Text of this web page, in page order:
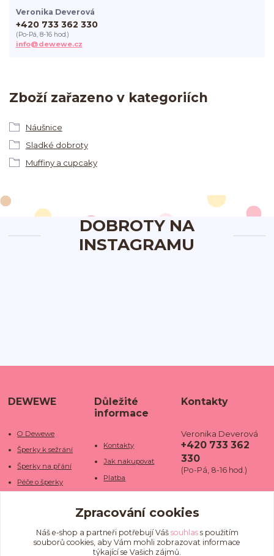
Zboží zařazeno v kategoriích
Náušnice
Sladké dobroty
Muffiny a cupcaky
Veronika Deverová
+420 733 362 330
(Po-Pá, 8-16 hod.)
info@dewewe.cz
DOBROTY NA
INSTAGRAMU
DEWEWE
O Dewewe
Šperky k sežrání
Šperky na přání
Péče o šperky
Kamenné obchody
Fotogalerie
Důležité
informace
Kontakty
Jak nakupovat
Platba
Doba dodání
Doprava
Obchodní podmínky
Kontakty
Veronika Deverová
+420 733 362
330
(Po-Pá, 8-16 hod.)
we.cz
Zpracování cookies
Náš e-shop a partneři potřebují Váš souhlass použitím
souborů cookies, aby Vám mohli zobrazovat informace
týkající se Vašich zájmů.